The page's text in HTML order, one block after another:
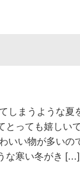
しまうような夏
とっても嬉しい
いい物が多いの
な寒い冬がき […]